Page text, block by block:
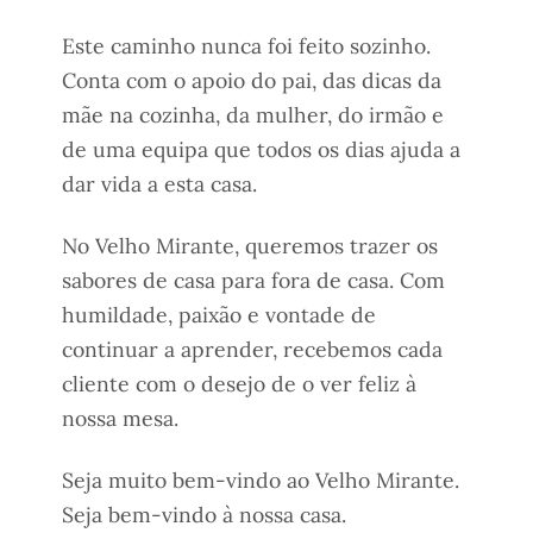
Este caminho nunca foi feito sozinho.
Conta com o apoio do pai, das dicas da
mãe na cozinha, da mulher, do irmão e
de uma equipa que todos os dias ajuda a
dar vida a esta casa.
No Velho Mirante, queremos trazer os
sabores de casa para fora de casa. Com
humildade, paixão e vontade de
continuar a aprender, recebemos cada
cliente com o desejo de o ver feliz à
nossa mesa.
Seja muito bem-vindo ao Velho Mirante.
Seja bem-vindo à nossa casa.